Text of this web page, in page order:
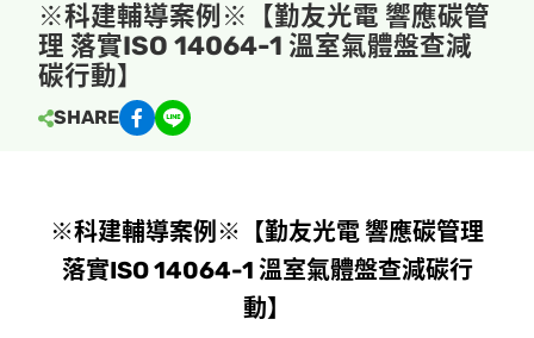
※科建輔導案例※【勤友光電 響應碳管
理 落實ISO 14064-1 溫室氣體盤查減
碳行動】
SHARE
※科建輔導案例※【勤友光電 響應碳管理
落實ISO 14064-1 溫室氣體盤查減碳行
動】